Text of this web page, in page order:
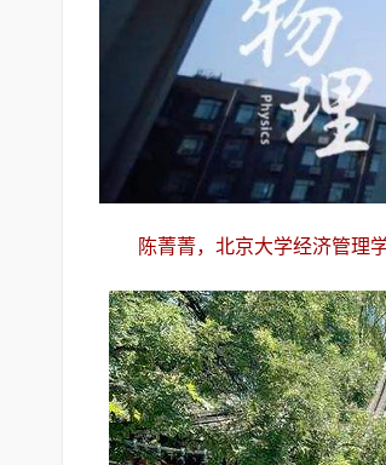
陈菁菁，北京大学经济管理